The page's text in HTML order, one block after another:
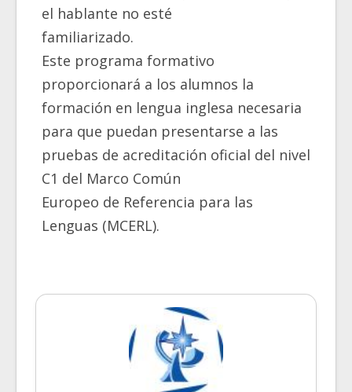
el hablante no esté
familiarizado.
Este programa formativo
proporcionará a los alumnos la
formación en lengua inglesa necesaria
para que puedan presentarse a las
pruebas de acreditación oficial del nivel
C1 del Marco Común
Europeo de Referencia para las
Lenguas (MCERL).